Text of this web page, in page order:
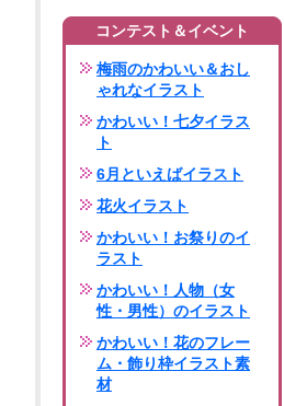
コンテスト＆イベント
梅雨のかわいい＆おし
ゃれなイラスト
かわいい！七夕イラス
ト
6月といえばイラスト
花火イラスト
かわいい！お祭りのイ
ラスト
かわいい！人物（女
性・男性）のイラスト
かわいい！花のフレー
ム・飾り枠イラスト素
材